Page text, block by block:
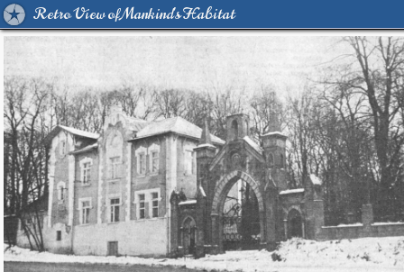
Retro View of Mankind's Habitat